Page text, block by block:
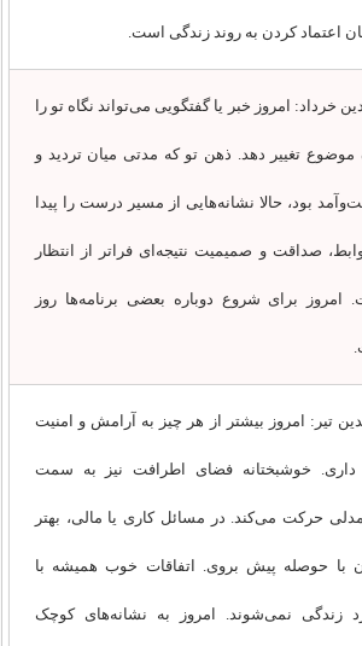
اعتماد کردن به روند زندگی است.
خرداد: امروز خبر یا گفتگویی می‌تواند نگاه تو را
تغییر دهد. ذهن تو که مدتی میان تردید و
بود، حالا نشانه‌هایی از مسیر درست را پیدا
صداقت و صمیمیت نتیجه‌ای فراتر از انتظار
امروز برای شروع دوباره بعضی برنامه‌ها روز
تیر: امروز بیشتر از هر چیز به آرامش و امنیت
داری. خوشبختانه فضای اطرافت نیز به سمت
حرکت می‌کند. در مسائل کاری یا مالی، بهتر
با حوصله پیش بروی. اتفاقات خوب همیشه با
زندگی نمی‌شوند. امروز به نشانه‌های کوچک